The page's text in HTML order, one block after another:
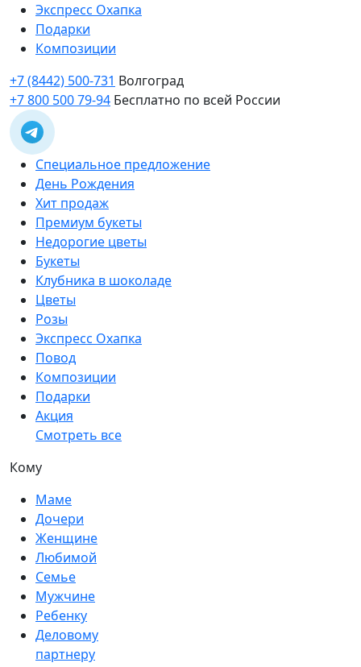
Экспресс Охапка
Подарки
Композиции
+7 (8442) 500-731 Волгоград
+7 800 500 79-94 Бесплатно по всей России
Специальное предложение
День Рождения
Хит продаж
Премиум букеты
Недорогие цветы
Букеты
Клубника в шоколаде
Цветы
Розы
Экспресс Охапка
Повод
Композиции
Подарки
Акция
Смотреть все
Кому
Маме
Дочери
Женщине
Любимой
Семье
Мужчине
Ребенку
Деловому
партнеру